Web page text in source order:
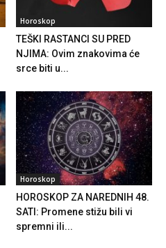
Horoskop
TEŠKI RASTANCI SU PRED
NJIMA: Ovim znakovima će
srce biti u...
Horoskop
HOROSKOP ZA NAREDNIH 48.
SATI: Promene stižu bili vi
spremni ili...